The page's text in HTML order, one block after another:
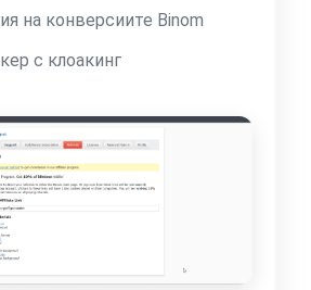
на конверсиите Binom
с клоакинг